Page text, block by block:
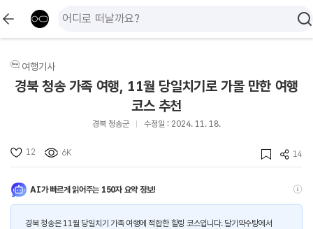
여행기사
경북 청송 가족 여행, 11월 당일치기로 가볼 만한 여행
코스 추천
경북 청송군 수정일 : 2024. 11. 18.
12 6K 14
AI가 빠르게 읽어주는 150자 요약 정보!
경북 청송은 11월 당일치기 가족 여행에 적합한 힐링 코스입니다. 달기약수탕에서